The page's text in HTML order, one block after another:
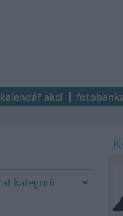
kalendář akcí